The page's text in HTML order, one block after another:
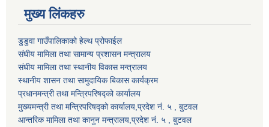
मुख्य लिंकहरु
डुडुवा गाउँपालिकाको हेल्थ प्रोफाईल
संघीय मामिला तथा सामान्य प्रशासन मन्त्रालय
संघीय मामिला तथा स्थानीय विकास मन्त्रालय
स्थानीय शासन तथा सामुदायिक बिकास कार्यक्रम
प्रधानमन्त्री तथा मन्त्रिपरिषद्को कार्यालय
मुख्यमन्त्री तथा मन्त्रिपरिषद्को कार्यालय,प्रदेश नं. ५ , बुटवल
आन्तरिक मामिला तथा कानुन मन्त्रालय,प्रदेश नं. ५ , बुटवल